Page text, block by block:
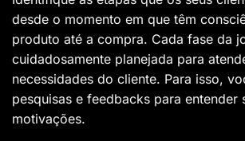
desde o momento em que têm
produto até a compra. Cada fase da
cuidadosamente planejada para
necessidades do cliente. Para isso,
pesquisas e feedbacks para entender
motivações.